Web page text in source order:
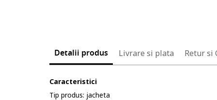
Detalii produs Livrare si plata Retur si
Caracteristici
Tip produs: jacheta